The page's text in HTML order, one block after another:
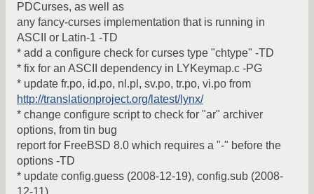
PDCurses, as well as
any fancy-curses implementation that is running in
ASCII or Latin-1 -TD
* add a configure check for curses type "chtype" -TD
* fix for an ASCII dependency in LYKeymap.c -PG
* update fr.po, id.po, nl.pl, sv.po, tr.po, vi.po from
http://translationproject.org/latest/lynx/
* change configure script to check for "ar" archiver
options, from tin bug
report for FreeBSD 8.0 which requires a "-" before the
options -TD
* update config.guess (2008-12-19), config.sub (2008-